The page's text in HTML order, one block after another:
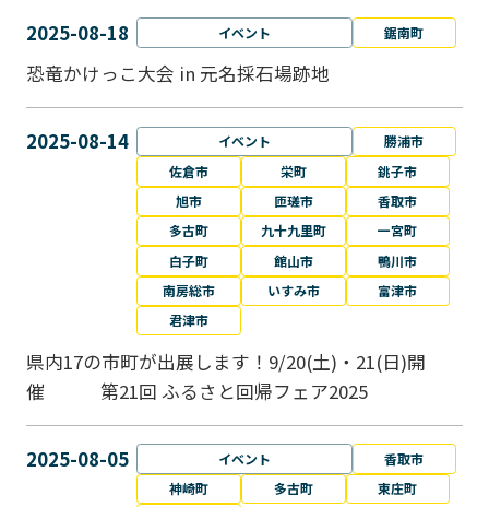
2025-08-18 イベント 鋸南町
恐竜かけっこ大会 in 元名採石場跡地
2025-08-14 イベント
勝浦市
佐倉市
栄町
銚子市
旭市
匝瑳市
香取市
多古町
九十九里町
一宮町
白子町
館山市
鴨川市
南房総市
いすみ市
富津市
君津市
県内17の市町が出展します！9/20(土)・21(日)開
催 第21回 ふるさと回帰フェア2025
2025-08-05 イベント
香取市
神崎町
多古町
東庄町